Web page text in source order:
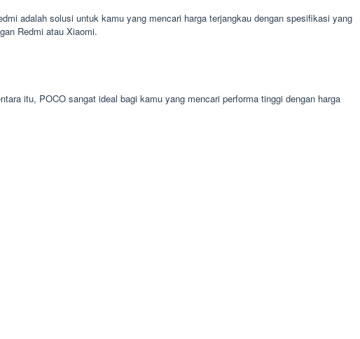
adalah solusi untuk kamu yang mencari harga terjangkau dengan spesifikasi yang
Redmi atau Xiaomi.
itu, POCO sangat ideal bagi kamu yang mencari performa tinggi dengan harga